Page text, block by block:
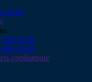
22-82
74-61
22-82
сообщение